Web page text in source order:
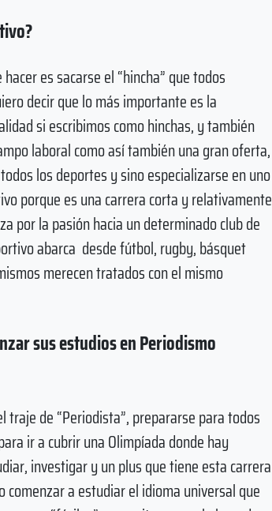
es sacarse el “hincha” que todos
decir que lo más importante es la
si escribimos como hinchas, y también
laboral como así también una gran oferta,
los deportes y sino especializarse en uno
porque es una carrera corta y relativamente
por la pasión hacia un determinado club de
abarca desde fútbol, rugby, básquet
merecen tratados con el mismo
sus estudios en Periodismo
traje de “Periodista”, prepararse para todos
ir a cubrir una Olimpíada donde hay
investigar y un plus que tiene esta carrera
a estudiar el idioma universal que